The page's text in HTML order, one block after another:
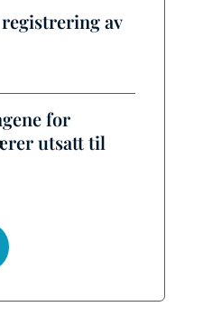
av
for
utsatt til